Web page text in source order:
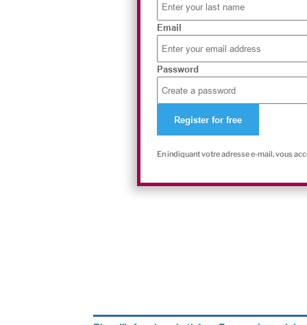
Email
Password
En indiquant votre adresse e-mail, vous